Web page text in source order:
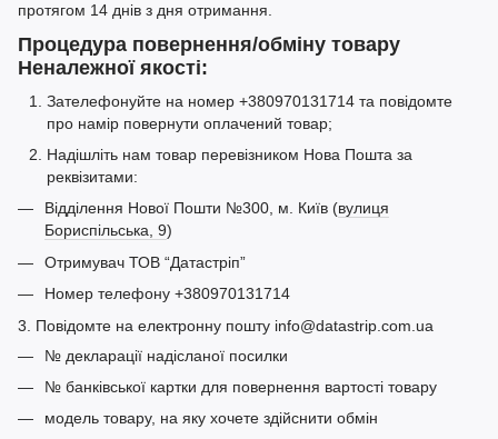
протягом 14 днів з дня отримання.
Процедура повернення/обміну товару
Неналежної якості:
Зателефонуйте на номер +380970131714 та повідомте
про намір повернути оплачений товар;
Надішліть нам товар перевізником Нова Пошта за
реквізитами:
Відділення Нової Пошти №300, м. Київ (вулиця
Бориспільська, 9)
Отримувач ТОВ “Датастріп”
Номер телефону +380970131714
3. Повідомте на електронну пошту info@datastrip.com.ua
№ декларації надісланої посилки
№ банківської картки для повернення вартості товару
модель товару, на яку хочете здійснити обмін